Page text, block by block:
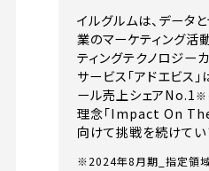
イルグルムは、データ
業のマーケティング活
ティングテクノロジー
サービス「アドエビス
ール売上シェアNo.1※
理念「Impact On
向けて挑戦を続けてい
※2024年8月期_指定領